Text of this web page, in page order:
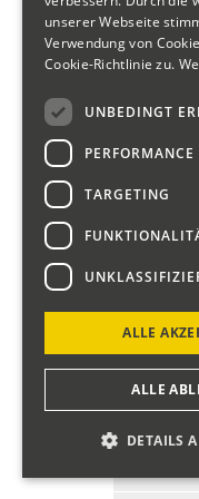
zurück
Start-
Fahrer:
BJ:
unserer Webseite
Verwendung von
Cookie-Richtlinie zu.
UNBEDINGT
PERFORMANCE
TARGETING
ALLE
ALLE
DETAILS